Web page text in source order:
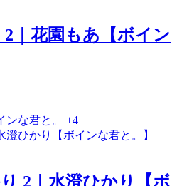
2｜花園もあ【ボイン
ンな君と。 +4
り 2｜水澄ひかり【ボ